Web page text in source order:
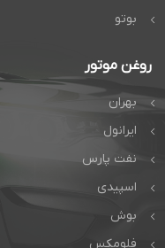
بوتو
روغن موتور
بهران
ایرانول
نفت پارس
اسپیدی
بوش
فلومکس